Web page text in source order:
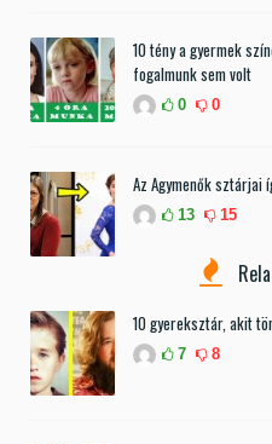
10 tény a gyermek
fogalmunk sem volt
0 0
Az Agymenők sztárjai
13 15
10 gyereksztár, akit
7 8